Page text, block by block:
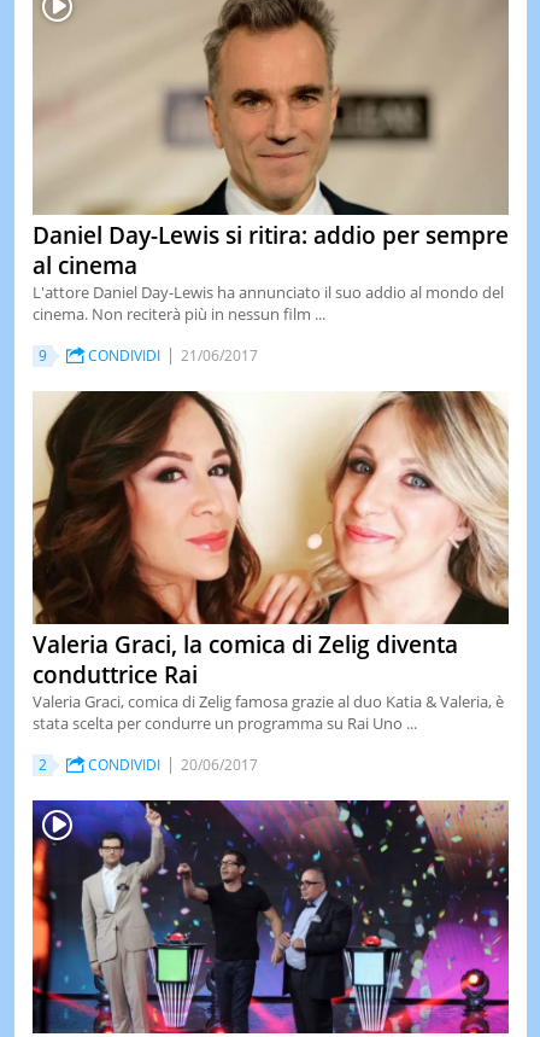
Daniel Day-Lewis si ritira: addio per sempre
al cinema
L'attore Daniel Day-Lewis ha annunciato il suo addio al mondo del
cinema. Non reciterà più in nessun film ...
9 CONDIVIDI 21/06/2017
Valeria Graci, la comica di Zelig diventa
conduttrice Rai
Valeria Graci, comica di Zelig famosa grazie al duo Katia & Valeria, è
stata scelta per condurre un programma su Rai Uno ...
2 CONDIVIDI 20/06/2017